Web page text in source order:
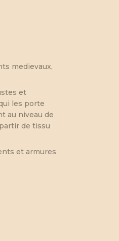
medievaux,
et
les porte
au niveau de
de tissu
et armures